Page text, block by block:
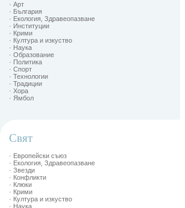
· Арт
· България
· Екология, Здравеопазване
· Институции
· Крими
· Култура и изкуство
· Наука
· Образование
· Политика
· Спорт
· Технологии
· Традиции
· Хора
· Ямбол
Свят
· Европейски съюз
· Екология, Здравеопазване
· Звезди
· Конфликти
· Клюки
· Крими
· Култура и изкуство
· Наука